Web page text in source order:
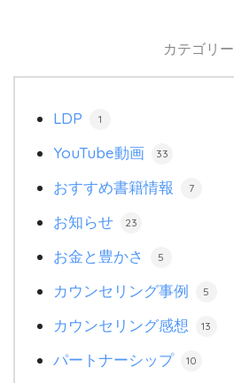
カテゴリー
LDP 1
YouTube動画 33
おすすめ書籍情報 7
お知らせ 23
お金と豊かさ 5
カウンセリング事例 5
カウンセリング感想 13
パートナーシップ 10